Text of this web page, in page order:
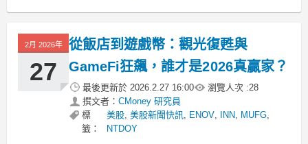
gap: 1rem !impo
2月 2026年
27
從飯店到遊戲幣：觀光復甦與
GameFi狂飆，誰才是2026真贏家？
最後更新於 2026.2.27 16:00 瀏覽人次 :28
撰文者： CMoney 研究員
標
籤：
美股,美股新聞快訊, ENOV, INN, MUFG,
NTDOY